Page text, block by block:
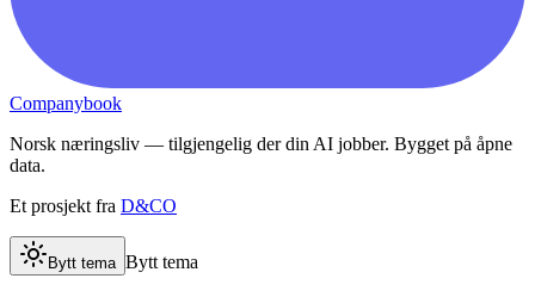
Companybook
Norsk næringsliv — tilgjengelig der din AI jobber. Bygget på åpne
data.
Et prosjekt fra D&CO
Bytt tema Bytt tema